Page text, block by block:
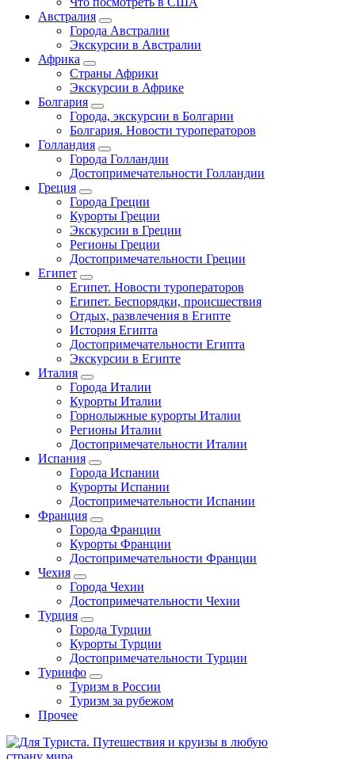
Австралия
Города Австралии
Экскурсии в Австралии
Африка
Страны Африки
Экскурсии в Африке
Болгария
Города, экскурсии в Болгарии
Болгария. Новости туроператоров
Голландия
Города Голландии
Достопримечательности Голландии
Греция
Города Греции
Курорты Греции
Экскурсии в Греции
Регионы Греции
Достопримечательности Греции
Египет
Египет. Новости туроператоров
Египет. Беспорядки, происшествия
Отдых, развлечения в Египте
История Египта
Достопримечательности Египта
Экскурсии в Египте
Италия
Города Италии
Курорты Италии
Горнолыжные курорты Италии
Регионы Италии
Достопримечательности Италии
Испания
Города Испании
Курорты Испании
Достопримечательности Испании
Франция
Города Франции
Курорты Франции
Достопримечательности Франции
Чехия
Города Чехии
Достопримечательности Чехии
Турция
Города Турции
Курорты Турции
Достопримечательности Турции
Туринфо
Туризм в России
Туризм за рубежом
Прочее